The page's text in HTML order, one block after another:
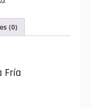
(0)
Fría